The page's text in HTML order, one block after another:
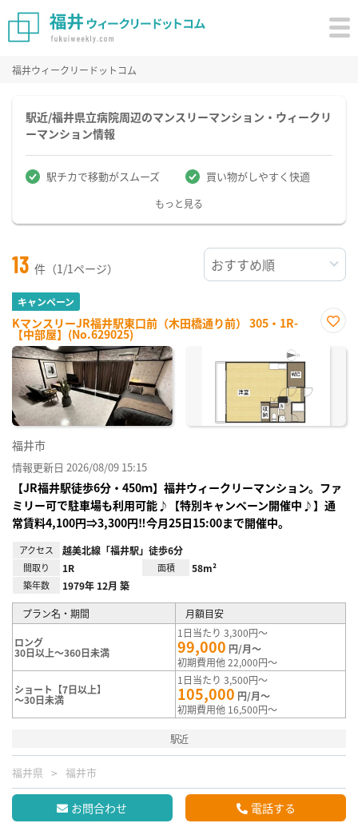
福井ウィークリードットコム
駅近/福井県立病院周辺のマンスリーマンション・ウィークリ
ーマンション情報
駅チカで移動がスムーズ 買い物がしやすく快適
もっと見る
13 件（1/1ページ）
キャンペーン
KマンスリーJR福井駅東口前（木田橋通り前） 305・1R-
【中部屋】(No.629025)
に入
福井市
情報更新日 2026/08/09 15:15
【JR福井駅徒歩6分・450ｍ】福井ウィークリーマンション。ファ
ミリー可で駐車場も利用可能♪【特別キャンペーン開催中♪】通
常賃料4,100円⇒3,300円‼今月25日15:00まで開催中。
アクセス 越美北線「福井駅」徒歩6分
間取り 1R 面積 58m²
築年数 1979年 12月 築
プラン名・期間 月額目安
ロング
30日以上～360日未満
1日当たり 3,300円～
99,000 円/月～
初期費用他 22,000円～
ショート【7日以上】
～30日未満
1日当たり 3,500円～
105,000 円/月～
初期費用他 16,500円～
駅近
福井県 福井市
お問合わせ 電話する